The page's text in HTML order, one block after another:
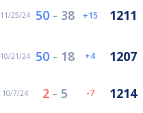
11/25/24 50 - 38 15 1211
10/21/24 50 - 18 4 1207
10/7/24 2 - 5 -7 1214